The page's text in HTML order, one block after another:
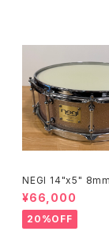
NEGI 14"x5" 8mm
ネア SW-
¥66,000
20%OFF